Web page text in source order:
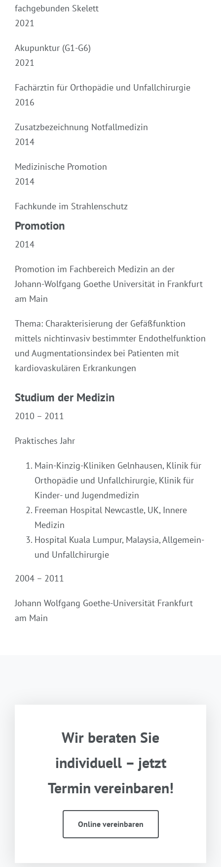
fachgebunden Skelett
2021
Akupunktur (G1-G6)
2021
Fachärztin für Orthopädie und Unfallchirurgie
2016
Zusatzbezeichnung Notfallmedizin
2014
Medizinische Promotion
2014
Fachkunde im Strahlenschutz
Promotion
2014
Promotion im Fachbereich Medizin an der
Johann-Wolfgang Goethe Universität in Frankfurt
am Main
Thema: Charakterisierung der Gefäßfunktion
mittels nichtinvasiv bestimmter Endothelfunktion
und Augmentationsindex bei Patienten mit
kardiovaskulären Erkrankungen
Studium der Medizin
2010 – 2011
Praktisches Jahr
Main-Kinzig-Kliniken Gelnhausen, Klinik für
Orthopädie und Unfallchirurgie, Klinik für
Kinder- und Jugendmedizin
Freeman Hospital Newcastle, UK, Innere
Medizin
Hospital Kuala Lumpur, Malaysia, Allgemein-
und Unfallchirurgie
2004 – 2011
Johann Wolfgang Goethe-Universität Frankfurt
am Main
Wir beraten Sie
individuell – jetzt
Terminvereinbaren!
Online vereinbaren